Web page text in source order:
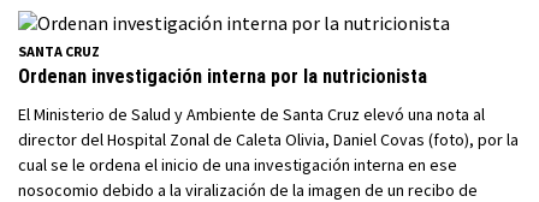
SANTA CRUZ
Ordenan investigación interna por la nutricionista
El Ministerio de Salud y Ambiente de Santa Cruz elevó una nota al
director del Hospital Zonal de Caleta Olivia, Daniel Covas (foto), por la
cual se le ordena el inicio de una investigación interna en ese
nosocomio debido a la viralización de la imagen de un recibo de